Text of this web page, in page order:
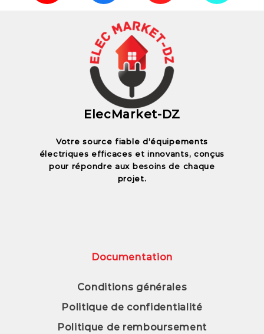
ElecMarket-DZ
Votre source fiable d’équipements
électriques efficaces et innovants, conçus
pour répondre aux besoins de chaque
projet.
Documentation
Conditions générales
Politique de confidentialité
Politique de remboursement